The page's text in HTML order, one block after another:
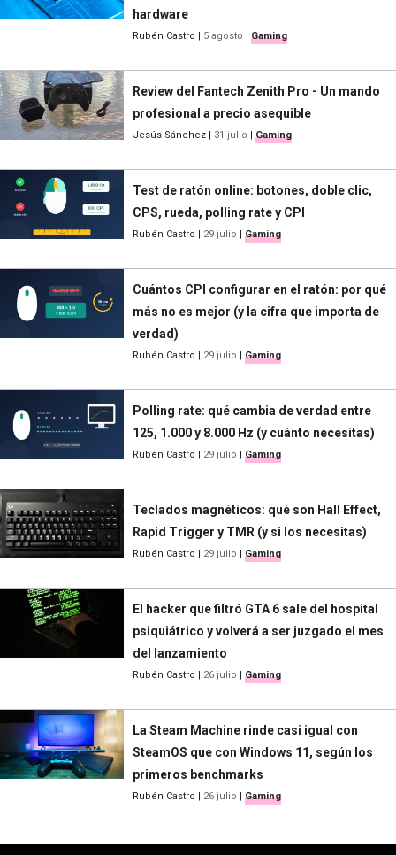
hardware
Rubén Castro | 5 agosto | Gaming
Review del Fantech Zenith Pro - Un mando
profesional a precio asequible
Jesús Sánchez | 31 julio | Gaming
Test de ratón online: botones, doble clic,
CPS, rueda, polling rate y CPI
Rubén Castro | 29 julio | Gaming
Cuántos CPI configurar en el ratón: por qué
más no es mejor (y la cifra que importa de
verdad)
Rubén Castro | 29 julio | Gaming
Polling rate: qué cambia de verdad entre
125, 1.000 y 8.000 Hz (y cuánto necesitas)
Rubén Castro | 29 julio | Gaming
Teclados magnéticos: qué son Hall Effect,
Rapid Trigger y TMR (y si los necesitas)
Rubén Castro | 29 julio | Gaming
El hacker que filtró GTA 6 sale del hospital
psiquiátrico y volverá a ser juzgado el mes
del lanzamiento
Rubén Castro | 26 julio | Gaming
La Steam Machine rinde casi igual con
SteamOS que con Windows 11, según los
primeros benchmarks
Rubén Castro | 26 julio | Gaming